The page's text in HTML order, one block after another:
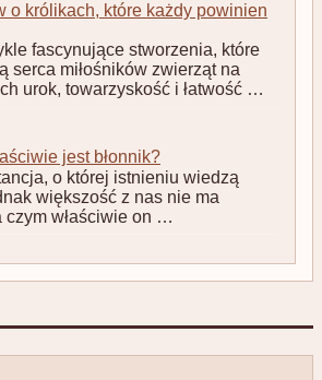
o królikach, które każdy powinien
fascynujące stworzenia, które
serca miłośników zwierząt na
urok, towarzyskość i łatwość …
jest błonnik?
o której istnieniu wiedzą
większość z nas nie ma
czym właściwie on …